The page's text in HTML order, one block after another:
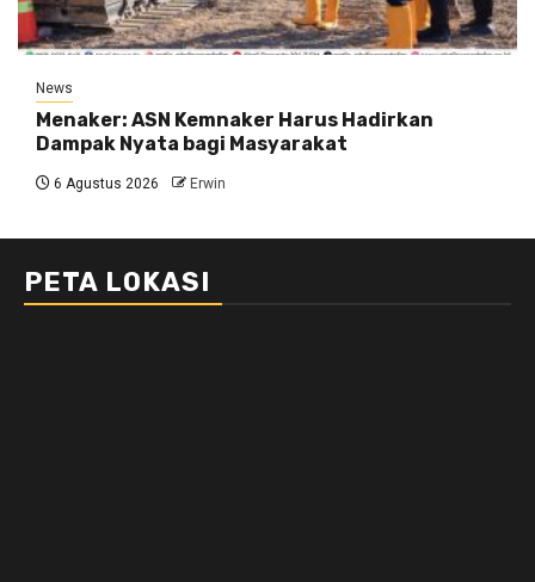
News
Menaker: ASN Kemnaker Harus Hadirkan
Dampak Nyata bagi Masyarakat
6 Agustus 2026 Erwin
PETA LOKASI